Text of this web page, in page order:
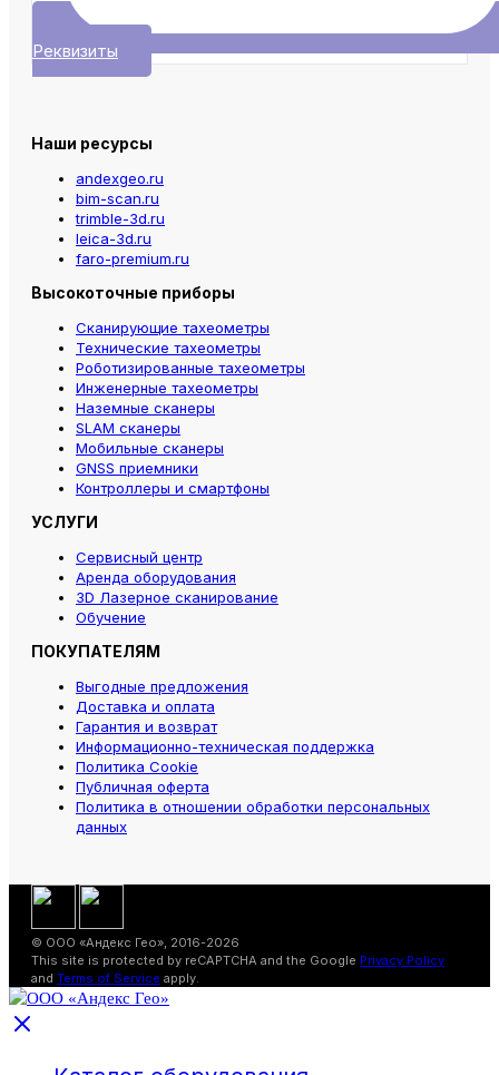
Реквизиты
Наши ресурсы
andexgeo.ru
bim-scan.ru
trimble-3d.ru
leica-3d.ru
faro-premium.ru
Высокоточные приборы
Сканирующие тахеометры
Технические тахеометры
Роботизированные тахеометры
Инженерные тахеометры
Наземные сканеры
SLAM сканеры
Мобильные сканеры
GNSS приемники
Контроллеры и смартфоны
УСЛУГИ
Сервисный центр
Аренда оборудования
3D Лазерное сканирование
Обучение
ПОКУПАТЕЛЯМ
Выгодные предложения
Доставка и оплата
Гарантия и возврат
Информационно-техническая поддержка
Политика Cookie
Публичная оферта
Политика в отношении обработки персональных
данных
© ООО «Андекс Гео», 2016-2026
This site is protected by reCAPTCHA and the Google Privacy Policy
and Terms of Service apply.